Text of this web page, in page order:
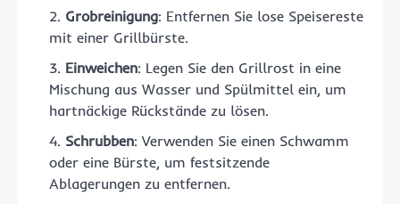
Grobreinigung: Entfernen Sie lose Speisereste
mit einer Grillbürste.
Einweichen: Legen Sie den Grillrost in eine
Mischung aus Wasser und Spülmittel ein, um
hartnäckige Rückstände zu lösen.
Schrubben: Verwenden Sie einen Schwamm
oder eine Bürste, um festsitzende
Ablagerungen zu entfernen.